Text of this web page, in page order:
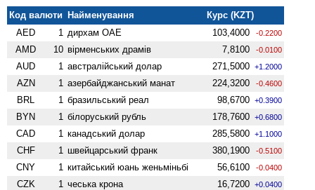
Код валюти Найменування
Курс (KZT)
AED
1 дирхам ОАЕ 103,4000 -0.2200
AMD 10 вiрменських драмів 7,8100 -0.0100
AUD 1 австралійський долар 271,5000 +1.2000
AZN 1 азербайджанський манат 224,3200 -0.4600
BRL 1 бразильський реал 98,6700 +0.3900
BYN 1 білоруський рубль 178,7600 +0.6800
CAD 1 канадський долар 285,5800 +1.1000
CHF 1 швейцарський франк 380,1900 -0.5100
CNY 1 китайський юань женьмiньбi 56,6100 -0.0400
CZK 1 чеська крона 16,7200 +0.0400